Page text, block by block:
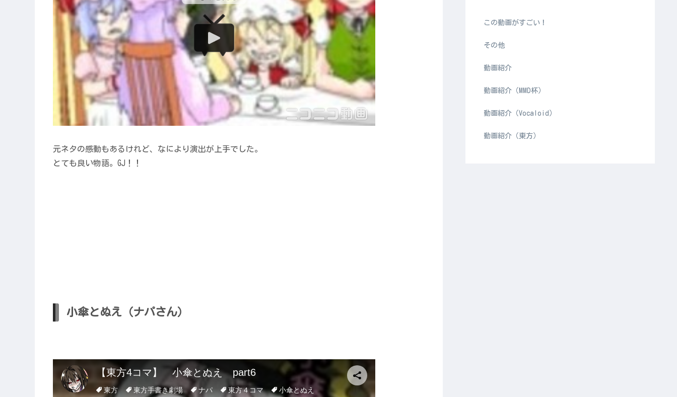
元ネタの感動もあるけれど、なにより演出が上手でした。
とても良い物語。GJ！！
小傘とぬえ（ナパさん）
この動画がすごい！
その他
動画紹介
動画紹介（MMD杯）
動画紹介（Vocaloid）
動画紹介（東方）